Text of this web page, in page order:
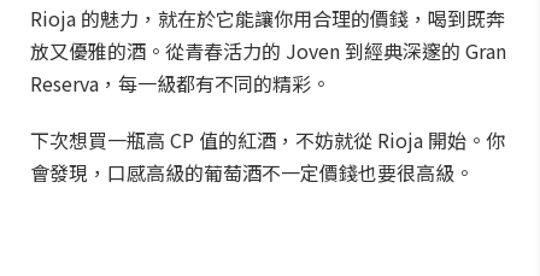
Rioja 的魅力，就在於它能讓你用合理的價錢，喝到既奔
放又優雅的酒。從青春活力的 Joven 到經典深邃的 Gran
Reserva，每一級都有不同的精彩。
下次想買一瓶高 CP 值的紅酒，不妨就從 Rioja 開始。你
會發現，口感高級的葡萄酒不一定價錢也要很高級。